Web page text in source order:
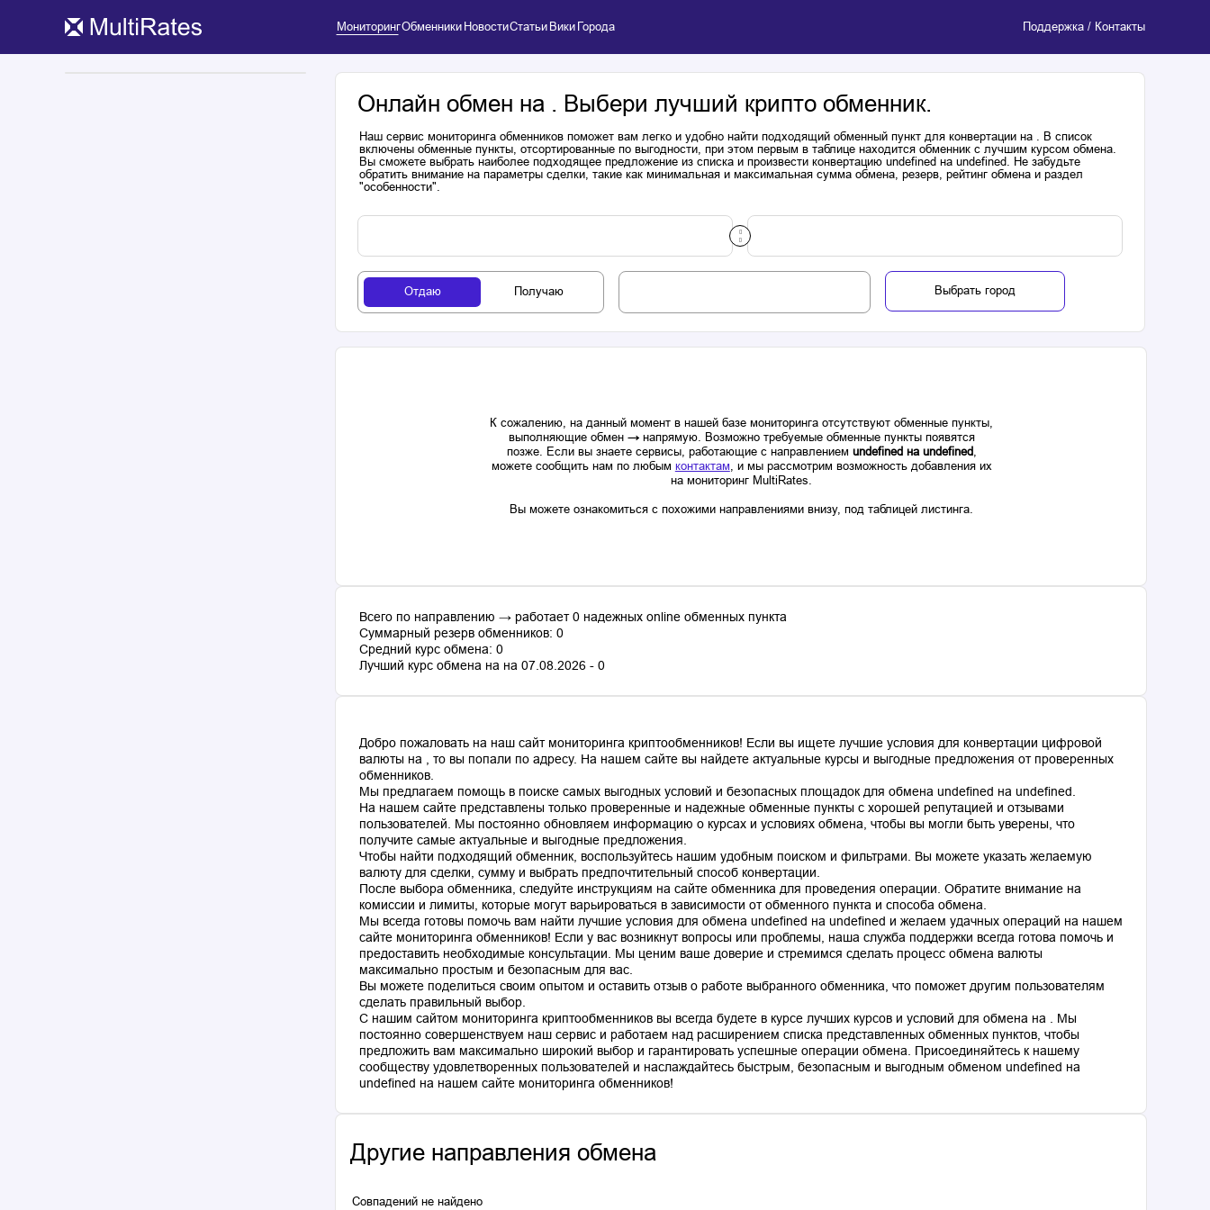
МониторингОбменники НовостиСтатьи Вики Города Поддержка / Контакты
Онлайн обмен на . Выбери лучший крипто обменник.
Наш сервис мониторинга обменников поможет вам легко и удобно найти подходящий обменный пункт для конвертации на . В список
включены обменные пункты, отсортированные по выгодности, при этом первым в таблице находится обменник с лучшим курсом обмена.
Вы сможете выбрать наиболее подходящее предложение из списка и произвести конвертацию undefined на undefined. Не забудьте
обратить внимание на параметры сделки, такие как минимальная и максимальная сумма обмена, резерв, рейтинг обмена и раздел
"особенности".
Отдаю Получаю Выбрать город
К сожалению, на данный момент в нашей базе мониторинга отсутствуют обменные пункты,
выполняющие обмен → напрямую. Возможно требуемые обменные пункты появятся
позже. Если вы знаете сервисы, работающие с направлением undefined на undefined,
можете сообщить нам по любым контактам, и мы рассмотрим возможность добавления их
на мониторинг MultiRates.
Вы можете ознакомиться с похожими направлениями внизу, под таблицей листинга.
Всего по направлению → работает 0 надежных online обменных пункта
Суммарный резерв обменников: 0
Средний курс обмена: 0
Лучший курс обмена на на 07.08.2026 - 0
Добро пожаловать на наш сайт мониторинга криптообменников! Если вы ищете лучшие условия для конвертации цифровой
валюты на , то вы попали по адресу. На нашем сайте вы найдете актуальные курсы и выгодные предложения от проверенных
обменников.
Мы предлагаем помощь в поиске самых выгодных условий и безопасных площадок для обмена undefined на undefined.
На нашем сайте представлены только проверенные и надежные обменные пункты с хорошей репутацией и отзывами
пользователей. Мы постоянно обновляем информацию о курсах и условиях обмена, чтобы вы могли быть уверены, что
получите самые актуальные и выгодные предложения.
Чтобы найти подходящий обменник, воспользуйтесь нашим удобным поиском и фильтрами. Вы можете указать желаемую
валюту для сделки, сумму и выбрать предпочтительный способ конвертации.
После выбора обменника, следуйте инструкциям на сайте обменника для проведения операции. Обратите внимание на
комиссии и лимиты, которые могут варьироваться в зависимости от обменного пункта и способа обмена.
Мы всегда готовы помочь вам найти лучшие условия для обмена undefined на undefined и желаем удачных операций на нашем
сайте мониторинга обменников! Если у вас возникнут вопросы или проблемы, наша служба поддержки всегда готова помочь и
предоставить необходимые консультации. Мы ценим ваше доверие и стремимся сделать процесс обмена валюты
максимально простым и безопасным для вас.
Вы можете поделиться своим опытом и оставить отзыв о работе выбранного обменника, что поможет другим пользователям
сделать правильный выбор.
С нашим сайтом мониторинга криптообменников вы всегда будете в курсе лучших курсов и условий для обмена на . Мы
постоянно совершенствуем наш сервис и работаем над расширением списка представленных обменных пунктов, чтобы
предложить вам максимально широкий выбор и гарантировать успешные операции обмена. Присоединяйтесь к нашему
сообществу удовлетворенных пользователей и наслаждайтесь быстрым, безопасным и выгодным обменом undefined на
Другие направления обмена
Совпадений не найдено